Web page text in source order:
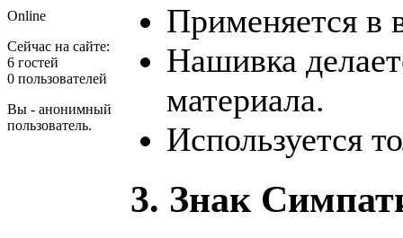
Online
Сейчас на сайте:
6 гостей
0 пользователей
Вы - анонимный
пользователь.
Применяется в
Hашивка
материала.
Используется
3. Знак